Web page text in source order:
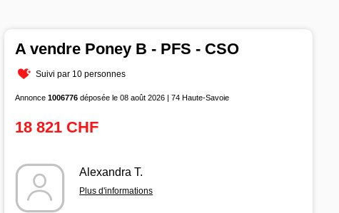
A vendre Poney B - PFS - CSO
Suivi par 10 personnes
Annonce1006776 déposée le 08 août 2026 | 74 Haute-Savoie
18 821 CHF
Alexandra T.
Plus d'informations